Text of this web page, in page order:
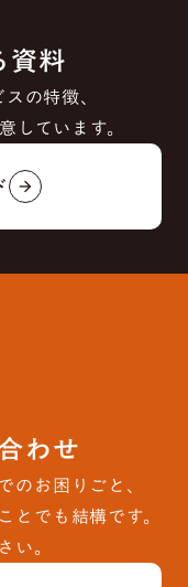
料
の特徴、
ています。
arrow_forward
わせ
お困りごと、
でも結構です。
。